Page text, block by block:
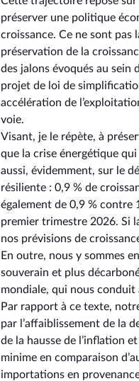
préserver une politique
croissance. Ce ne sont pas
préservation de la
des jalons évoqués au sein
projet de loi de
accélération de
voie.
Visant, je le répète, à
que la crise énergétique
aussi, évidemment, sur le
résiliente : 0,9 % de
également de 0,9 % contre
premier trimestre 2026. Si
nos prévisions de
En outre, nous y sommes
souverain et plus
mondiale, qui nous conduit
Par rapport à ce texte,
par l’affaiblissement de la
de la hausse de l’inflation
minime en comparaison
importations en